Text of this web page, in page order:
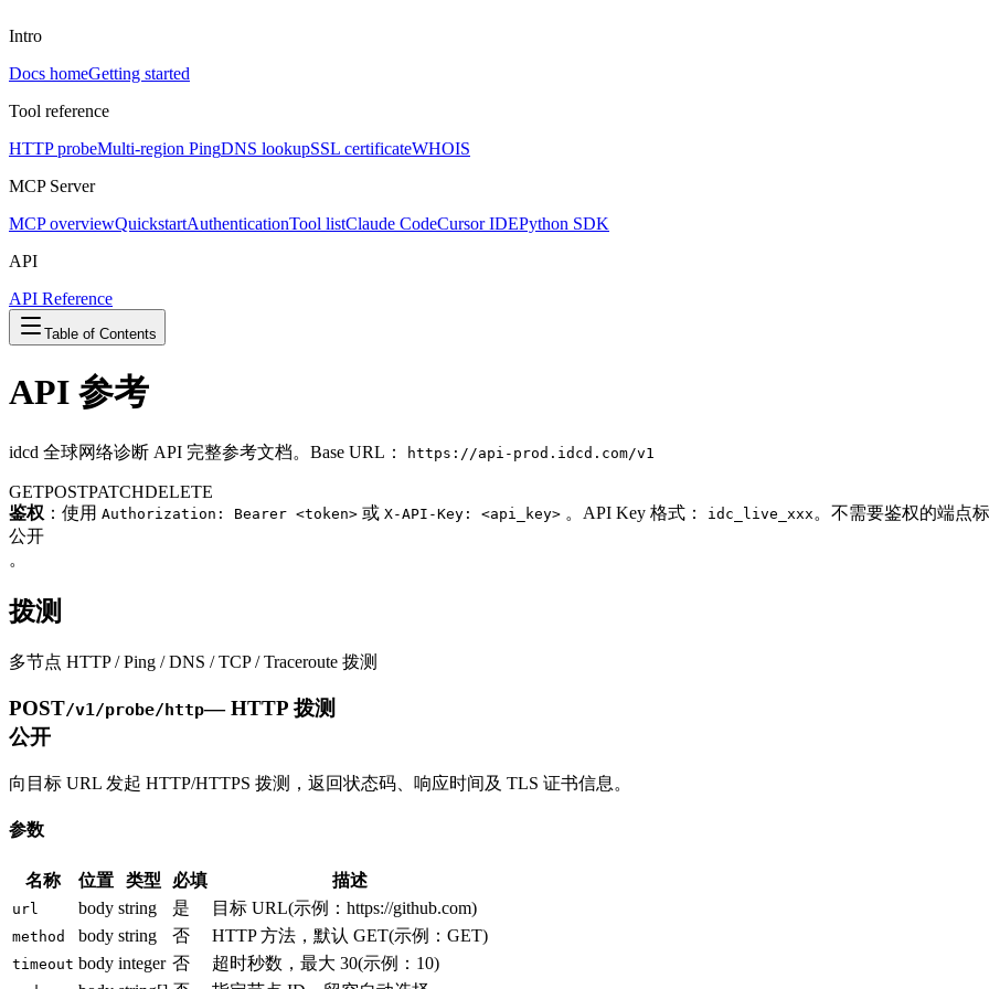
Intro
Docs homeGetting started
Tool reference
HTTP probeMulti-region PingDNS lookupSSL certificateWHOIS
MCP Server
MCP overviewQuickstartAuthenticationTool listClaude CodeCursor IDEPython SDK
API
API Reference
Table of Contents
API 参考
idcd 全球网络诊断 API 完整参考文档。Base URL： https://api-prod.idcd.com/v1
GETPOSTPATCHDELETE
鉴权 ：使用 Authorization: Bearer <token> 或 X-API-Key: <api_key> 。API Key 格式： idc_live_xxx 。不需要鉴权的端点
公开
。
拨测
多节点 HTTP / Ping / DNS / TCP / Traceroute 拨测
POST/v1/probe/http—HTTP 拨测
公开
向目标 URL 发起 HTTP/HTTPS 拨测，返回状态码、响应时间及 TLS 证书信息。
参数
名称 位置 类型 必填 描述
url body string 是 目标 URL(示例： https://github.com)
method body string 否 HTTP 方法，默认 GET(示例： GET)
timeout body integer 否 超时秒数，最大 30(示例： 10)